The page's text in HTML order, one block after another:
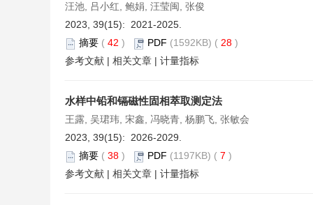
汪池, 吕小红, 鲍娟, 汪莹闽, 张俊
2023, 39(15): 2021-2025.
摘要 ( 42 ) PDF (1592KB) ( 28 )
参考文献 | 相关文章 | 计量指标
水样中铅和镉磁性固相萃取测定法
王露, 吴珺玮, 宋鑫, 冯晓青, 杨鹏飞, 张敏会
2023, 39(15): 2026-2029.
摘要 ( 38 ) PDF (1197KB) ( 7 )
参考文献 | 相关文章 | 计量指标